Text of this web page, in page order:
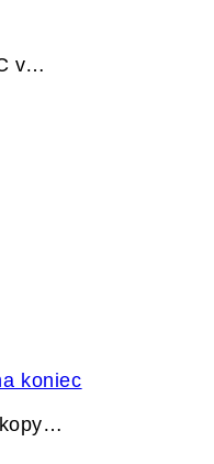
v…
koniec